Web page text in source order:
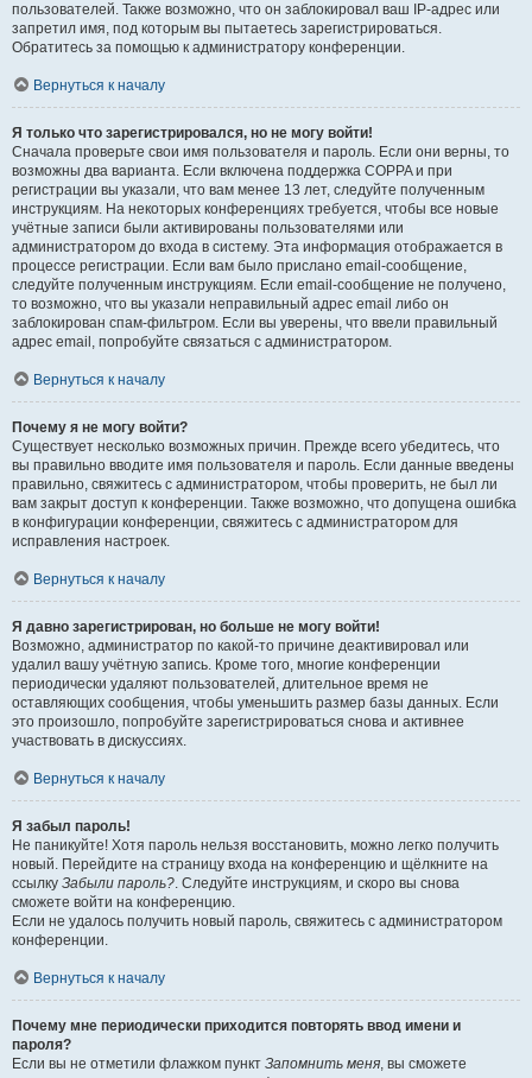
пользователей. Также возможно, что он заблокировал ваш IP-адрес или
запретил имя, под которым вы пытаетесь зарегистрироваться.
Обратитесь за помощью к администратору конференции.
Вернуться к началу
Я только что зарегистрировался, но не могу войти!
Сначала проверьте свои имя пользователя и пароль. Если они верны, то
возможны два варианта. Если включена поддержка COPPA и при
регистрации вы указали, что вам менее 13 лет, следуйте полученным
инструкциям. На некоторых конференциях требуется, чтобы все новые
учётные записи были активированы пользователями или
администратором до входа в систему. Эта информация отображается в
процессе регистрации. Если вам было прислано email-сообщение,
следуйте полученным инструкциям. Если email-сообщение не получено,
то возможно, что вы указали неправильный адрес email либо он
заблокирован спам-фильтром. Если вы уверены, что ввели правильный
адрес email, попробуйте связаться с администратором.
Вернуться к началу
Почему я не могу войти?
Существует несколько возможных причин. Прежде всего убедитесь, что
вы правильно вводите имя пользователя и пароль. Если данные введены
правильно, свяжитесь с администратором, чтобы проверить, не был ли
вам закрыт доступ к конференции. Также возможно, что допущена ошибка
в конфигурации конференции, свяжитесь с администратором для
исправления настроек.
Вернуться к началу
Я давно зарегистрирован, но больше не могу войти!
Возможно, администратор по какой-то причине деактивировал или
удалил вашу учётную запись. Кроме того, многие конференции
периодически удаляют пользователей, длительное время не
оставляющих сообщения, чтобы уменьшить размер базы данных. Если
это произошло, попробуйте зарегистрироваться снова и активнее
участвовать в дискуссиях.
Вернуться к началу
Я забыл пароль!
Не паникуйте! Хотя пароль нельзя восстановить, можно легко получить
новый. Перейдите на страницу входа на конференцию и щёлкните на
ссылку Забыли пароль?. Следуйте инструкциям, и скоро вы снова
сможете войти на конференцию.
Если не удалось получить новый пароль, свяжитесь с администратором
конференции.
Вернуться к началу
Почему мне периодически приходится повторять ввод имени и
пароля?
Если вы не отметили флажком пункт Запомнить меня, вы сможете